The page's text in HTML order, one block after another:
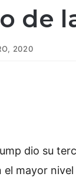
de
2020
dio su
mayor